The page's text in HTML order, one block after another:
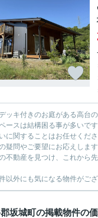
ッキ付きのお庭がある高台の
ースは結構困る事が多いで
に関することはお任せくださ
疑問やご要望にお応えしま
不動産を見つけ、これから
以外にも気になる物件がご
坂城町の掲載物件の